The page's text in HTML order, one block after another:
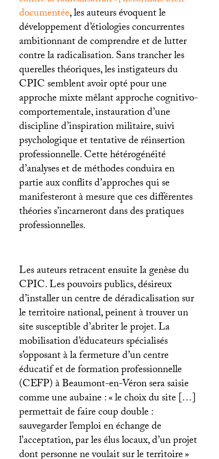
documentée, les auteurs évoquent le
développement d’étiologies concurrentes
ambitionnant de comprendre et de lutter
contre la radicalisation. Sans trancher les
querelles théoriques, les instigateurs du
CPICsemblent avoir opté pour une
approche mixte mêlant approche cognitivo-
comportementale, instauration d’une
discipline d’inspiration militaire, suivi
psychologique et tentative de réinsertion
professionnelle. Cette hétérogénéité
d’analyses et de méthodes conduira en
partie aux conflits d’approches qui se
manifesteront à mesure que ces différentes
théories s’incarneront dans des pratiques
professionnelles.
Les auteurs retracent ensuite la genèse du
CPIC. Les pouvoirs publics, désireux
d’installer un centre de déradicalisation sur
le territoire national, peinent à trouver un
site susceptible d’abriter le projet. La
mobilisation d’éducateurs spécialisés
s’opposant à la fermeture d’un centre
éducatif et de formation professionnelle
(CEFP) à Beaumont-en-Véron sera saisie
comme une aubaine : «le choix du site […]
permettait de faire coup double :
sauvegarder l’emploi en échange de
l’acceptation, par les élus locaux, d’un projet